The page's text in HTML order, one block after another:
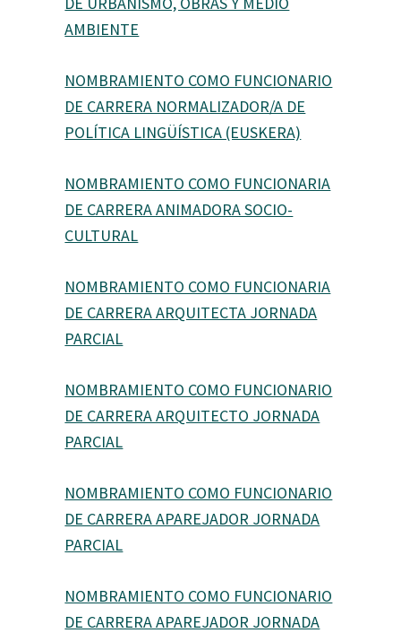
AMBIENTE
NOMBRAMIENTO COMO FUNCIONARIO
DE CARRERA NORMALIZADOR/A DE
POLÍTICA LINGÜÍSTICA (EUSKERA)
NOMBRAMIENTO COMO FUNCIONARIA
DE CARRERA ANIMADORA SOCIO-
CULTURAL
NOMBRAMIENTO COMO FUNCIONARIA
DE CARRERA ARQUITECTA JORNADA
PARCIAL
NOMBRAMIENTO COMO FUNCIONARIO
DE CARRERA ARQUITECTO JORNADA
PARCIAL
NOMBRAMIENTO COMO FUNCIONARIO
DE CARRERA APAREJADOR JORNADA
PARCIAL
NOMBRAMIENTO COMO FUNCIONARIO
DE CARRERA APAREJADOR JORNADA